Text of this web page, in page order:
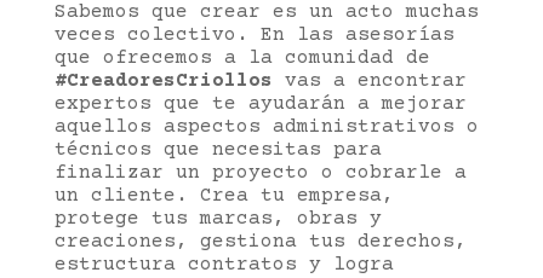
Sabemos que crear es un acto muchas
veces colectivo. En las asesorías
que ofrecemos a la comunidad de
#CreadoresCriollos vas a encontrar
expertos que te ayudarán a mejorar
aquellos aspectos administrativos o
técnicos que necesitas para
finalizar un proyecto o cobrarle a
un cliente. Crea tu empresa,
protege tus marcas, obras y
creaciones, gestiona tus derechos,
estructura contratos y logra